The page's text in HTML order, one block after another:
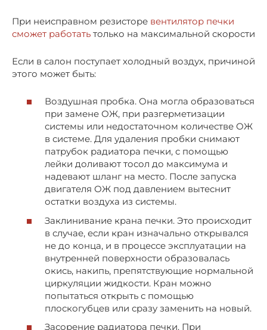
При неисправном резисторе вентилятор печки
сможет работать только на максимальной скорости
Если в салон поступает холодный воздух, причиной
этого может быть:
Воздушная пробка. Она могла образоваться
при замене ОЖ, при разгерметизации
системы или недостаточном количестве ОЖ
в системе. Для удаления пробки снимают
патрубок радиатора печки, с помощью
лейки доливают тосол до максимума и
надевают шланг на место. После запуска
двигателя ОЖ под давлением вытеснит
остатки воздуха из системы.
Заклинивание крана печки. Это происходит
в случае, если кран изначально открывался
не до конца, и в процессе эксплуатации на
внутренней поверхности образовалась
окись, накипь, препятствующие нормальной
циркуляции жидкости. Кран можно
попытаться открыть с помощью
плоскогубцев или сразу заменить на новый.
Засорение радиатора печки. При